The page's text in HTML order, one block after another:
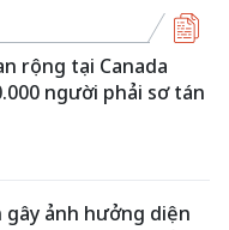
rộng tại Canada
người phải sơ tán
gây ảnh hưởng diện